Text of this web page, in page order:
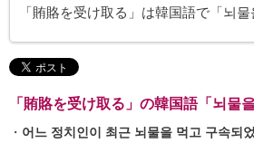
「賄賂を受け取る」は韓国語で「뇌물
「賄賂を受け取る」の韓国語「뇌물
・ 어느 정치인이 최근 뇌물을 먹고 구속되